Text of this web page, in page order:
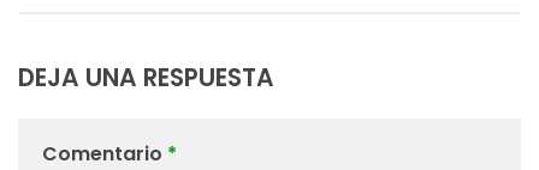
DEJA UNA RESPUESTA
Comentario *